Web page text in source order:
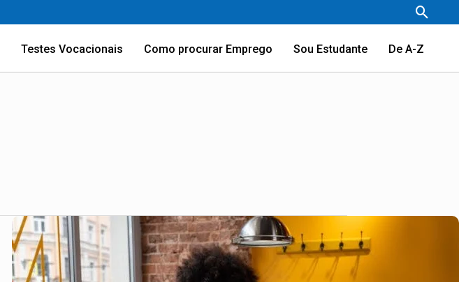
Testes Vocacionais Como procurar Emprego Sou Estudante De A-Z